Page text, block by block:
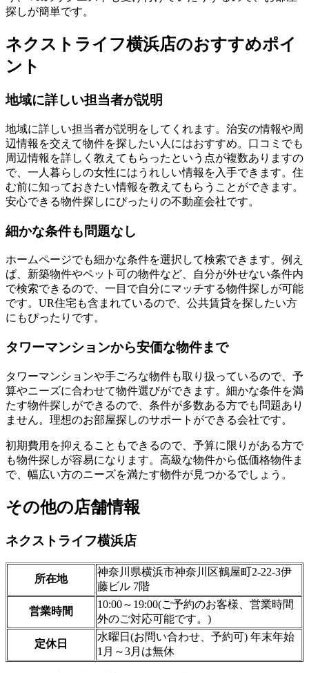
探しが簡単です。
ネクストライフ横浜店のおすすめポイ
ント
地域に詳しい担当者が説明
地域に詳しい担当者が説明をしてくれます。治安の情報や周
辺情報を交えて物件を探したい人にはおすすめ。口コミでも
周辺情報を詳しく教えてもらったという点が複数ありますの
で、一人暮らしの女性にはうれしい情報を入手できます。住
む前に知っておきたい情報を教えてもらうことができます。
安心できる物件探しにぴったりの不動産会社です。
細かな条件も問題なし
ホームページでも細かな条件を選択して検索できます。例え
ば、新築物件やペット可の物件など、自分が外せない条件内
で検索できるので、一目で自分にマッチする物件探しが可能
です。UR住宅も含まれているので、公共賃貸を探したい方
にもぴったりです。
タワーマンションから安価な物件まで
タワーマンションや手ごろな物件も取り扱っているので、予
算やニーズに合わせて物件選びができます。細かな条件を満
たす物件探しができるので、条件が多数ある方でも問題あり
ません。理想のお部屋探しのサポートができる会社です。
初期費用を抑えることもできるので、予算に限りがある方で
も物件探しが容易になります。高級な物件から低価格物件ま
で、幅広い方のニーズを満たす物件が見つかるでしょう。
その他の店舗情報
ネクストライフ横浜店
所在地
神奈川県横浜市神奈川区鶴屋町2-22-3伊
藤ビル 7階
営業時間
10:00～19:00(ご予約のお客様、営業時間
外のご対応可能です。)
定休日
水曜日(お問い合わせ、予約可) 年末年始
1月～3月は無休